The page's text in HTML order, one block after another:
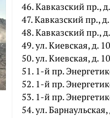
46. Кавказский пр.,
47. Кавказский пр.,
48. Кавказский пр.,
49. ул. Киевская, д.
50. ул. Киевская, д.
51. 1-й пр.
52. 1-й пр.
53. 1-й пр.
54. ул.